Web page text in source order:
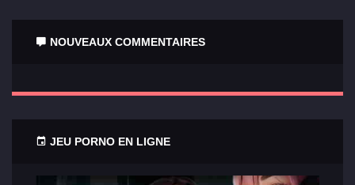
NOUVEAUX COMMENTAIRES
JEU PORNO EN LIGNE